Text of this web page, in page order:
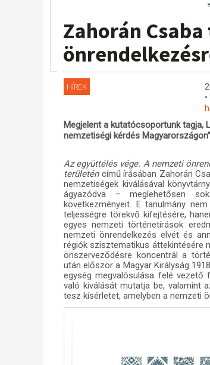
Zahorán
HÍREK
•
Megjelent a kutatócsoportunk tagja,
nemzetiségi kérdés
Az együttélés vége. A nemzeti
területén című írásában Zahorán
nemzetiségek kiválásával
ágyazódva – meglehetősen
következményeit. E tanulmány
teljességre törekvő kifejtésére,
egyes nemzeti történetírások
nemzeti önrendelkezés elvét és
régiók szisztematikus áttekintésére
önszerveződésre koncentrál a
után először a Magyar Királyság
egység megvalósulása felé vezető
való kiválását mutatja be, valamint
tesz kísérletet, amelyben a nemzeti